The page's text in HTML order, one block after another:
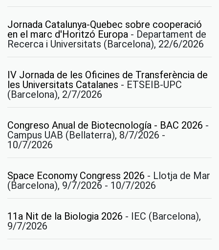
Jornada Catalunya-Quebec sobre cooperació
en el marc d'Horitzó Europa - Departament de
Recerca i Universitats (Barcelona), 22/6/2026
IV Jornada de les Oficines de Transferència de
les Universitats Catalanes - ETSEIB-UPC
(Barcelona), 2/7/2026
Congreso Anual de Biotecnología - BAC 2026 -
Campus UAB (Bellaterra), 8/7/2026 -
10/7/2026
Space Economy Congress 2026 - Llotja de Mar
(Barcelona), 9/7/2026 - 10/7/2026
11a Nit de la Biologia 2026 - IEC (Barcelona),
9/7/2026